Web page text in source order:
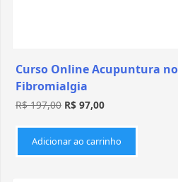
Curso Online Acupuntura
Fibromialgia
R$197,00 R$ 97,00
Adicionar ao carrinho